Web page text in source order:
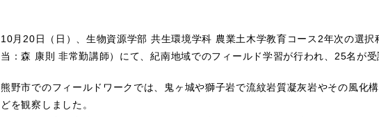
10月20日（日）、生物資源学部 共生環境学科 農業土木学教育コース2年次の選
当：森 康則 非常勤講師）にて、紀南地域でのフィールド学習が行われ、25名が
熊野市でのフィールドワークでは、鬼ヶ城や獅子岩で流紋岩質凝灰岩やその風化
どを観察しました。